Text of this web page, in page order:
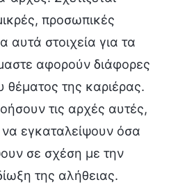
προσωπικές
αυτά στοιχεία για τα
αφορούν διάφορες
θέματος της καριέρας.
τις αρχές αυτές,
εγκαταλείψουν όσα
σε σχέση με την
της αλήθειας.